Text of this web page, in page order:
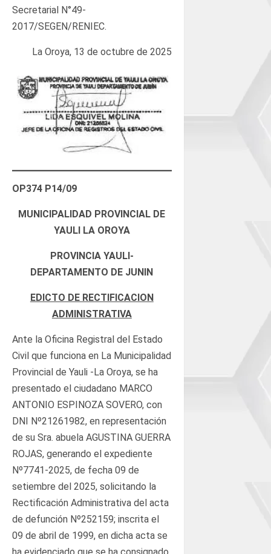
Secretarial N°49-
2017/SEGEN/RENIEC.
La Oroya, 13 de octubre de 2025
OP374 P14/09
MUNICIPALIDAD PROVINCIAL DE
YAULI LA OROYA
PROVINCIA YAULI-
DEPARTAMENTO DE JUNIN
EDICTO DE RECTIFICACION
ADMINISTRATIVA
Ante la Oficina Registral del Estado
Civil que funciona en La Municipalidad
Provincial de Yauli -La Oroya, se ha
presentado el ciudadano MARCO
ANTONIO ESPINOZA SOVERO, con
DNI Nº21261982, en representación
de su Sra. abuela AGUSTINA GUERRA
ROJAS, generando el expediente
Nº7741-2025, de fecha 09 de
setiembre del 2025, solicitando la
Rectificación Administrativa del acta
de defunción Nº252159; inscrita el
09 de abril de 1999, en dicha acta se
ha evidenciado que se ha consignado